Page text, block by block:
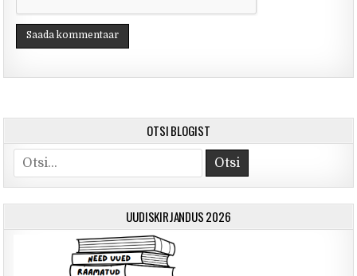
OTSI BLOGIST
Otsi
UUDISKIRJANDUS 2026